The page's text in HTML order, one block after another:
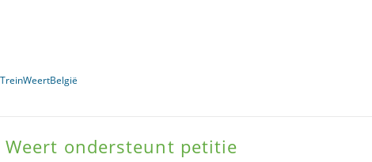
TreinWeertBelgië
Weert ondersteunt petitie